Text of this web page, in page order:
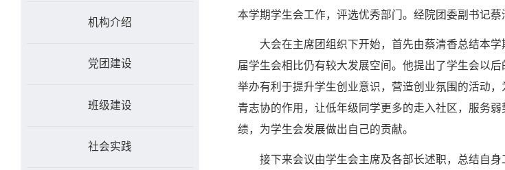
机构介绍
党团建设
班级建设
社会实践
本学期学生会工作，评选优秀部门。经院团委副书记蔡
大会在主席团组织下开始，首先由蔡清香总结本
届学生会相比仍有较大发展空间。他提出了学生会以
举办有利于提升学生创业意识，营造创业氛围的活动
青志协的作用，让低年级同学更多的走入社区，服务
绩，为学生会发展做出自己的贡献。
接下来会议由学生会主席及各部长述职，总结自